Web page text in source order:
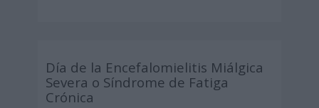
Día de la Encefalomielitis Miálgica
Severa o Síndrome de Fatiga
Crónica